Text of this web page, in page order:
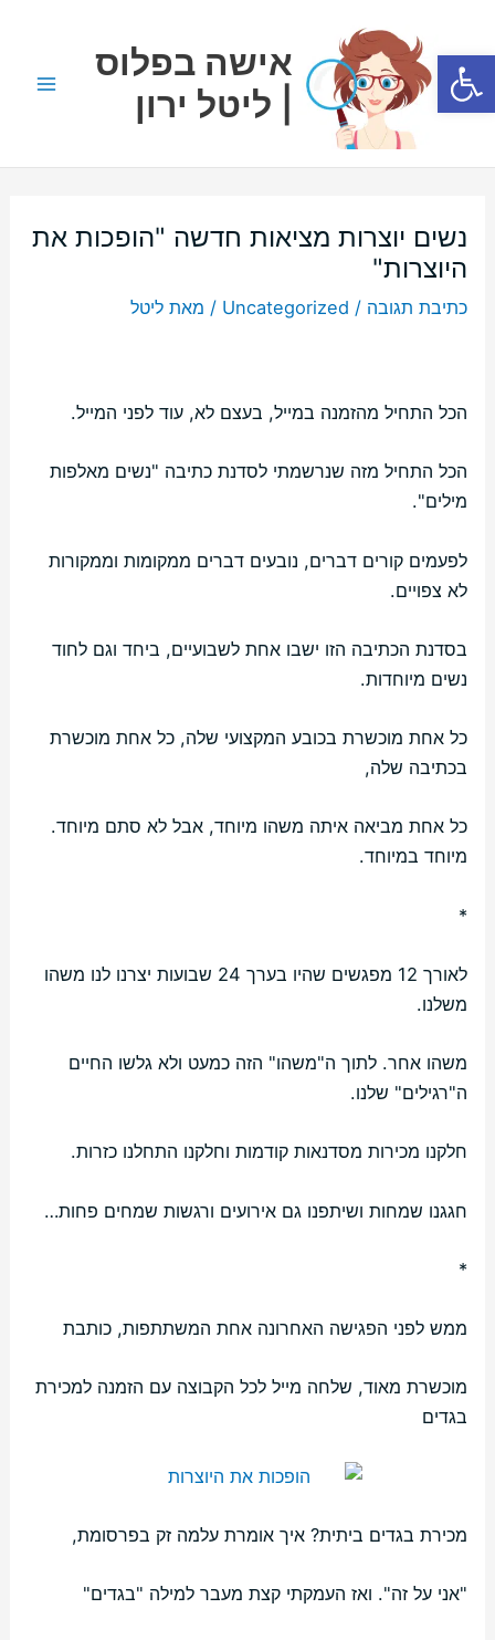
פתח סרגל נגישות
אישה בפלוס
| ליטל ירון
נשים יוצרות מציאות חדשה "הופכות את
היוצרות"
כתיבת תגובה /
Uncategorized / מאתליטל
הכל התחיל מהזמנה במייל, בעצם לא, עוד לפני המייל.
הכל התחיל מזה שנרשמתי לסדנת כתיבה "נשים מאלפות
מילים".
לפעמים קורים דברים, נובעים דברים ממקומות וממקורות
לא צפויים.
בסדנת הכתיבה הזו ישבו אחת לשבועיים, ביחד וגם לחוד
נשים מיוחדות.
כל אחת מוכשרת בכובע המקצועי שלה, כל אחת מוכשרת
בכתיבה שלה,
כל אחת מביאה איתה משהו מיוחד, אבל לא סתם מיוחד.
מיוחד במיוחד.
*
לאורך 12 מפגשים שהיו בערך 24 שבועות יצרנו לנו משהו
משלנו.
משהו אחר. לתוך ה"משהו" הזה כמעט ולא גלשו החיים
ה"רגילים" שלנו.
חלקנו מכירות מסדנאות קודמות וחלקנו התחלנו כזרות.
חגגנו שמחות ושיתפנו גם אירועים ורגשות שמחים פחות…
*
ממש לפני הפגישה האחרונה אחת המשתתפות, כותבת
מוכשרת מאוד, שלחה מייל לכל הקבוצה עם הזמנה למכירת
בגדים
מכירת בגדים ביתית? איך אומרת עלמה זק בפרסומת,
"אני על זה". ואז העמקתי קצת מעבר למילה "בגדים"